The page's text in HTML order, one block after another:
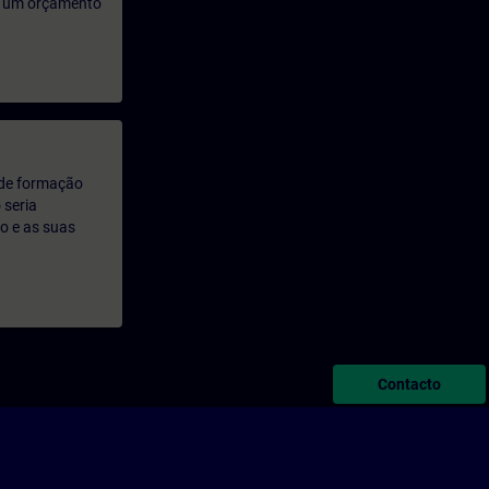
formação
seria
e as suas
Contacto